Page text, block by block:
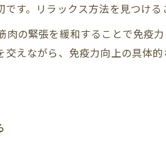
す。リラックス方法を見つける
の緊張を緩和することで免疫
えながら、免疫力向上の具体